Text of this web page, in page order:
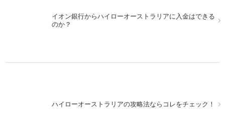
イオン銀行からハイローオーストラリアに入金はできる
のか？
ハイローオーストラリアの攻略法ならコレをチェック！